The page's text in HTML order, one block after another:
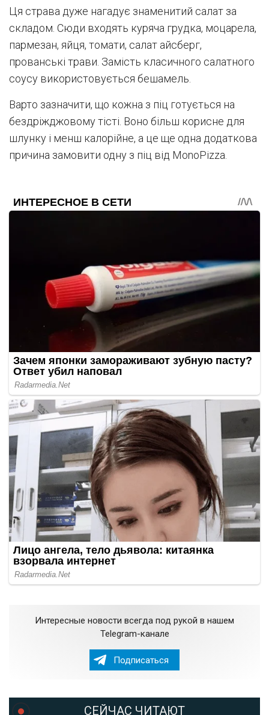
Ця страва дуже нагадує знаменитий салат за
складом. Сюди входять куряча грудка, моцарела,
пармезан, яйця, томати, салат айсберг,
прованські трави. Замість класичного салатного
соусу використовується бешамель.
Варто зазначити, що кожна з піц готується на
бездріжджовому тісті. Воно більш корисне для
шлунку і менш калорійне, а це ще одна додаткова
причина замовити одну з піц від MonoPizza.
Интересные новости всегда под рукой в нашем
Telegram-канале
Подписаться
СЕЙЧАС ЧИТАЮТ